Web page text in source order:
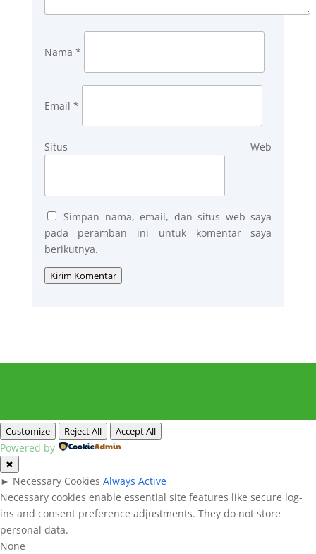
Nama *
Email *
Situs Web
Simpan nama, email, dan situs web saya
pada peramban ini untuk komentar saya
berikutnya.
Kirim Komentar
Customize Reject All Accept All
Powered by
✖
► Necessary Cookies Always Active
Necessary cookies enable essential site features like secure log-
ins and consent preference adjustments. They do not store
personal data.
None